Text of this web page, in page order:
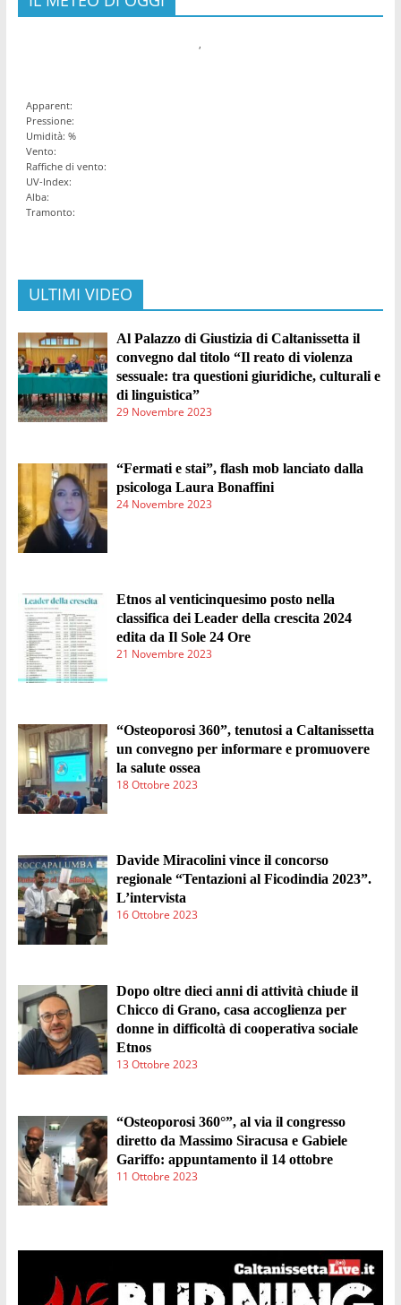
Apparent:
Pressione:
Umidità: %
Vento:
Raffiche di vento:
UV-Index:
Alba:
Tramonto:
ULTIMI VIDEO
Al Palazzo di Giustizia di Caltanissetta il
convegno dal titolo “Il reato di violenza
sessuale: tra questioni giuridiche, culturali e
di linguistica”
29 Novembre 2023
“Fermati e stai”, flash mob lanciato dalla
psicologa Laura Bonaffini
24 Novembre 2023
Etnos al venticinquesimo posto nella
classifica dei Leader della crescita 2024
edita da Il Sole 24 Ore
21 Novembre 2023
“Osteoporosi 360”, tenutosi a Caltanissetta
un convegno per informare e promuovere
la salute ossea
18 Ottobre 2023
Davide Miracolini vince il concorso
regionale “Tentazioni al Ficodindia 2023”.
L’intervista
16 Ottobre 2023
Dopo oltre dieci anni di attività chiude il
Chicco di Grano, casa accoglienza per
donne in difficoltà di cooperativa sociale
Etnos
13 Ottobre 2023
“Osteoporosi 360°”, al via il congresso
diretto da Massimo Siracusa e Gabiele
Gariffo: appuntamento il 14 ottobre
11 Ottobre 2023